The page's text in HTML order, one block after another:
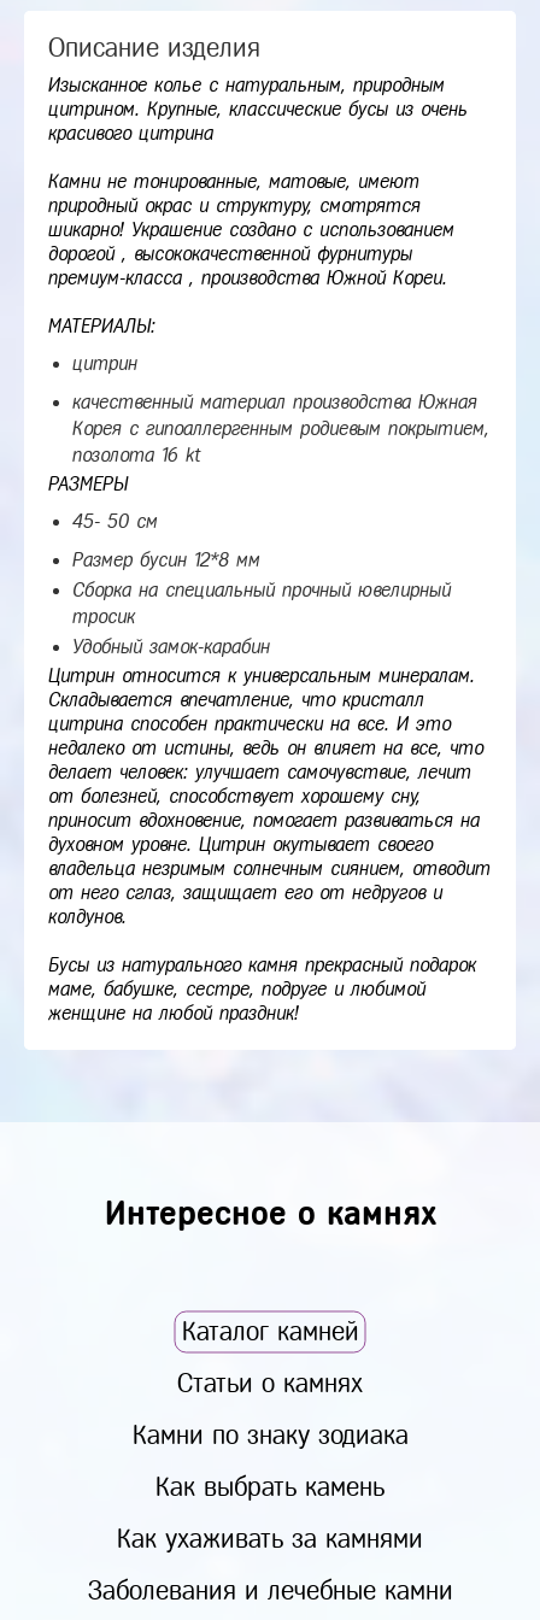
Описание изделия
Изысканное колье с натуральным, природным
цитрином. Крупные, классические бусы из очень
красивого цитрина
Камни не тонированные, матовые, имеют
природный окрас и структуру, смотрятся
шикарно! Украшение создано с использованием
дорогой , высококачественной фурнитуры
премиум-класса , производства Южной Кореи.
МАТЕРИАЛЫ:
цитрин
качественный материал производства Южная
Корея с гипоаллергенным родиевым покрытием,
позолота 16 kt
РАЗМЕРЫ
45- 50 см
Размер бусин 12*8 мм
Сборка на специальный прочный ювелирный
тросик
Удобный замок-карабин
Цитрин относится к универсальным минералам.
Складывается впечатление, что кристалл
цитрина способен практически на все. И это
недалеко от истины, ведь он влияет на все, что
делает человек: улучшает самочувствие, лечит
от болезней, способствует хорошему сну,
приносит вдохновение, помогает развиваться на
духовном уровне. Цитрин окутывает своего
владельца незримым солнечным сиянием, отводит
от него сглаз, защищает его от недругов и
колдунов.
Бусы из натурального камня прекрасный подарок
маме, бабушке, сестре, подруге и любимой
женщине на любой праздник!
Интересное о камнях
Каталог камней
Статьи о камнях
Камни по знаку зодиака
Как выбрать камень
Как ухаживать за камнями
Заболевания и лечебные камни